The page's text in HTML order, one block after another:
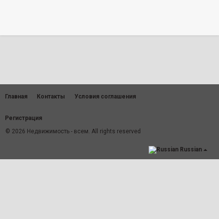
Главная Контакты Условия соглашения
Регистрация
© 2026 Недвижимость - всем. All rights reserved
Russian